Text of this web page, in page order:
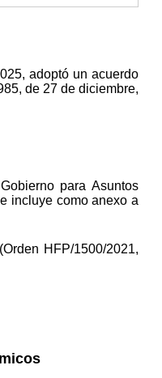
adoptó un acuerdo
de 27 de diciembre,
para Asuntos
incluye como anexo a
HFP/1500/2021,